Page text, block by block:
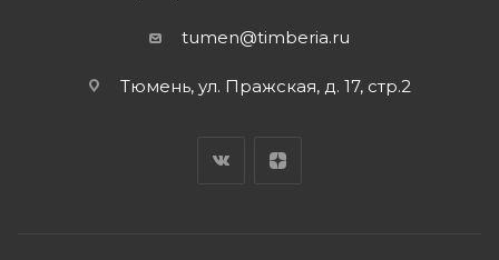
tumen@timberia.ru
Тюмень, ул. Пражская, д. 17, стр.2